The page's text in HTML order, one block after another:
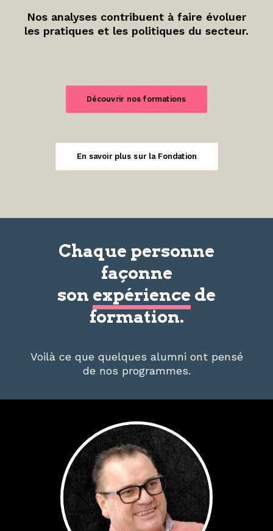
Nos analyses contribuent à faire évoluer
les pratiques et les politiques du secteur.
Découvrir nos formations
En savoir plus sur la Fondation
Chaque personne
façonne
son expérience de
formation.
Voilà ce que quelques alumni ont pensé
de nos programmes.